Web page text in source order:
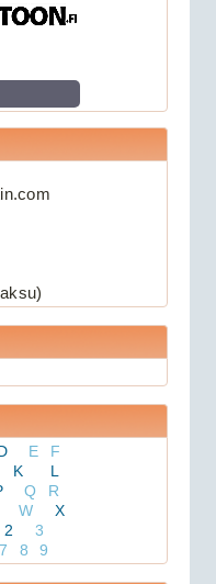
kau...
suu...
E
F
K
L
Q
R
W
X
2
3
7 8 9